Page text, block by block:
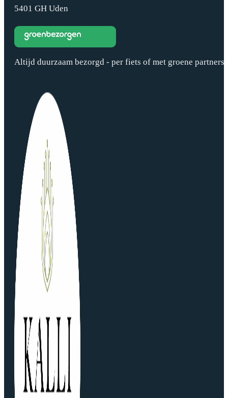
5401 GH Uden
Altijd duurzaam bezorgd - per fiets of met groene partners